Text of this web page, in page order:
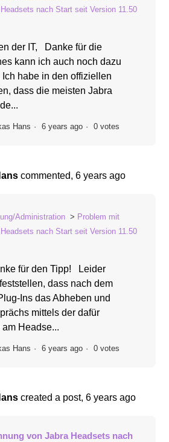
nach Start seit Version 11.50
der IT, Danke für die
kann ich auch noch dazu
habe in den offiziellen
dass die meisten Jabra
Hans 6 years ago 0 votes
commented,6 years ago
Administration
Problem mit
nach Start seit Version 11.50
für den Tipp! Leider
dass nach dem
Ins das Abheben und
mittels der dafür
Headse...
Hans 6 years ago 0 votes
created a post,6 years ago
von Jabra Headsets nach